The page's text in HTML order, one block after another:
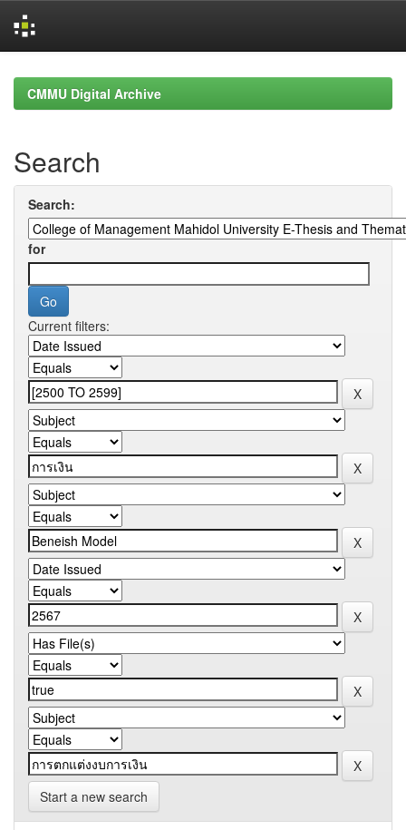
navigationCMMU Digital Archive
Search
Search:
for
Current filters:
Start a new search